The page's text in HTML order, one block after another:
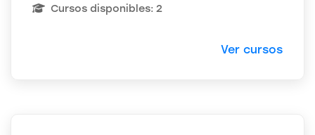
Cursos disponibles: 2
Ver cursos